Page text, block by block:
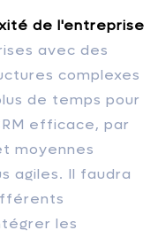
de l'entreprise
avec des
complexes
de temps pour
efficace, par
moyennes
agiles. Il faudra
les